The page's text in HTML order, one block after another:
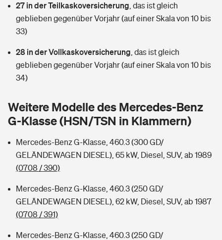
Zur Übersicht
Tools
Wer versichert was: Jetzt Versicherer finden
Sie haben Fragen?
Handyversicherung
Musikinstrumentenversicherung
Zur Übersicht
Typklassen: So ist Ihr Auto eingestuft
Tools
Sie haben Fragen?
27 in der Teilkaskoversicherung das ist gleich
geblieben gegenüber Vorjahr (auf einer Skala von 10 bis
33)
28 in der Vollkaskoversicherung das ist gleich
geblieben gegenüber Vorjahr (auf einer Skala von 10 bis
34)
Weitere Modelle des Mercedes-Benz
G-Klasse (HSN/TSN in Klammern)
Mercedes-Benz G-Klasse, 460.3 (300 GD/
GELÄNDEWAGEN DIESEL), 65 kW, Diesel, SUV, ab 1989
(0708 / 390)
Mercedes-Benz G-Klasse, 460.3 (250 GD/
GELÄNDEWAGEN DIESEL), 62 kW, Diesel, SUV, ab 1987
(0708 / 391)
Mercedes-Benz G-Klasse, 460.3 (250 GD/